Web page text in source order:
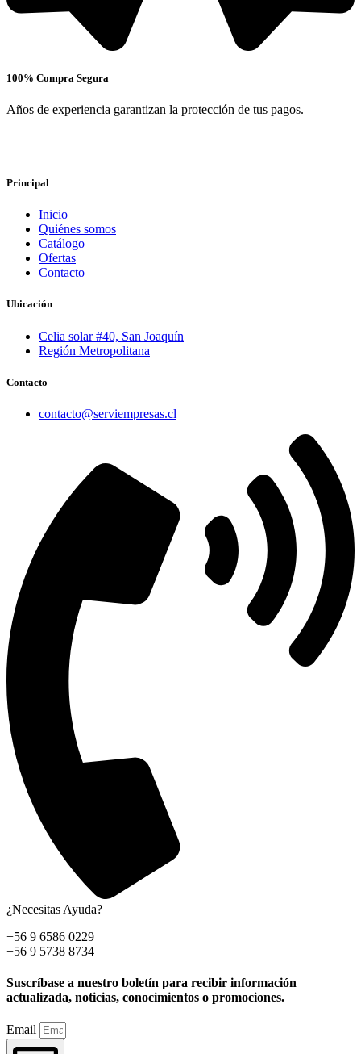
100% Compra Segura
Años de experiencia garantizan la protección de tus pagos.
Principal
Inicio
Quiénes somos
Catálogo
Ofertas
Contacto
Ubicación
Celia solar #40, San Joaquín
Región Metropolitana
Contacto
contacto@serviempresas.cl
¿Necesitas Ayuda?
+56 9 6586 0229
+56 9 5738 8734
Suscríbase a nuestro boletín para recibir información
actualizada, noticias, conocimientos o promociones.
Email